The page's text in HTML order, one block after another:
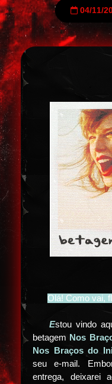
04/11/
Olá! Como vai,
Estou vindo
betagem Nos
Nos Braços do
seu e-mail.
entrega, deixarei